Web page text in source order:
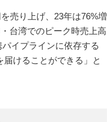
売り上げ、23年は76%増
台湾でのピーク時売上高
イプラインに依存する
けることができる」と